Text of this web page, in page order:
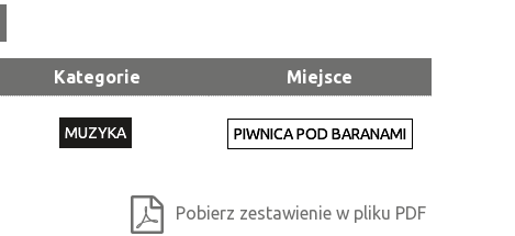
Kategoria
Trwające w
Kategorie Miejsce
MUZYKA PIWNICA POD BARANAMI
Pobierz zestawienie w pliku PDF